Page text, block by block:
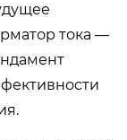
тока —